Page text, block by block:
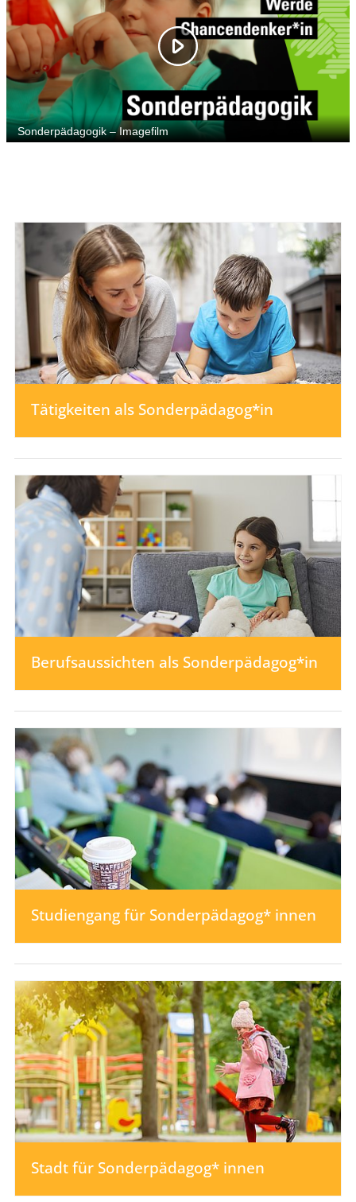
Tätigkeiten als Sonderpädagog*in
Berufsaussichten als Sonderpädagog*in
Studiengang für Sonderpädagog* innen
Stadt für Sonderpädagog* innen